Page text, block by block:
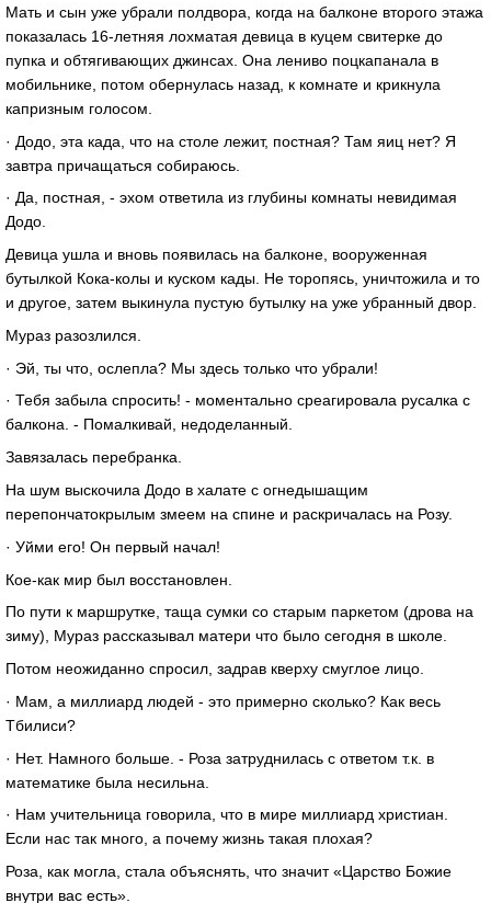
Мать и сын уже убрали полдвора, когда на балконе второго этажа
показалась 16-летняя лохматая девица в куцем свитерке до
пупка и обтягивающих джинсах. Она лениво поцкапанала в
мобильнике, потом обернулась назад, к комнате и крикнула
капризным голосом.
· Додо, эта када, что на столе лежит, постная? Там яиц нет? Я
завтра причащаться собираюсь.
· Да, постная, - эхом ответила из глубины комнаты невидимая
Додо.
Девица ушла и вновь появилась на балконе, вооруженная
бутылкой Кока-колы и куском кады. Не торопясь, уничтожила и то
и другое, затем выкинула пустую бутылку на уже убранный двор.
Мураз разозлился.
· Эй, ты что, ослепла? Мы здесь только что убрали!
· Тебя забыла спросить! - моментально среагировала русалка с
балкона. - Помалкивай, недоделанный.
Завязалась перебранка.
На шум выскочила Додо в халате с огнедышащим
перепончатокрылым змеем на спине и раскричалась на Розу.
· Уйми его! Он первый начал!
Кое-как мир был восстановлен.
По пути к маршрутке, таща сумки со старым паркетом (дрова на
зиму), Мураз рассказывал матери что было сегодня в школе.
Потом неожиданно спросил, задрав кверху смуглое лицо.
· Мам, а миллиард людей - это примерно сколько? Как весь
Тбилиси?
· Нет. Намного больше. - Роза затруднилась с ответом т.к. в
математике была несильна.
· Нам учительница говорила, что в мире миллиард христиан.
Если нас так много, а почему жизнь такая плохая?
Роза, как могла, стала объяснять, что значит «Царство Божие
внутри вас есть».